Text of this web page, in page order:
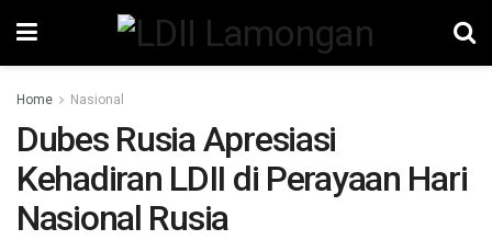
Home Nasional
Dubes Rusia Apresiasi
Kehadiran LDII di Perayaan Hari
Nasional Rusia